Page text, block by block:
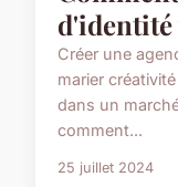
Créer une
marier
dans un
comment...
25 juillet 2024